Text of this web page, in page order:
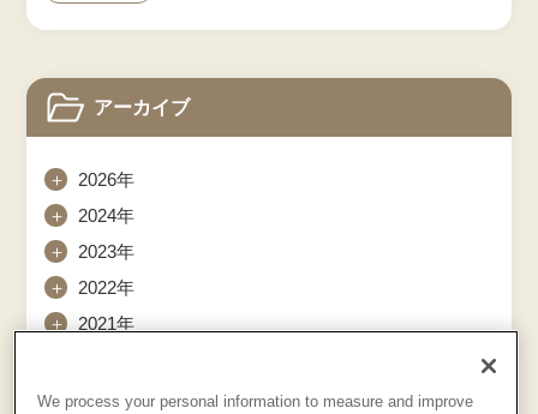
アーカイブ
＋
2026年
＋
2024年
＋
2023年
＋
2022年
＋
2021年
We process your personal information to measure and improve